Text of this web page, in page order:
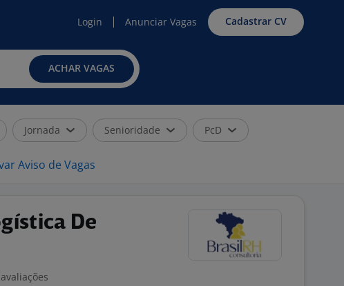
Login Anunciar Vagas Cadastrar CV
ACHAR VAGAS
Jornada Senioridade PcD
Aviso de Vagas
De